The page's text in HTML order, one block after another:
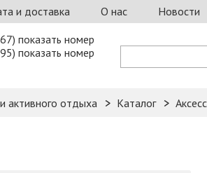
и доставка О нас Новости
показать номер
показать номер
активного отдыха Каталог